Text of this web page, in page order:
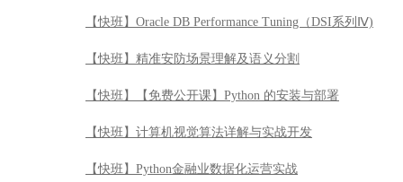
【快班】Oracle DB Performance Tuning（DSI系列Ⅳ)
【快班】精准安防场景理解及语义分割
【快班】【免费公开课】Python 的安装与部署
【快班】计算机视觉算法详解与实战开发
【快班】Python金融业数据化运营实战